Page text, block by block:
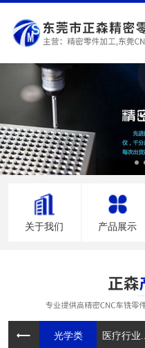
关于我们 产品展示
光学类 医疗行业...